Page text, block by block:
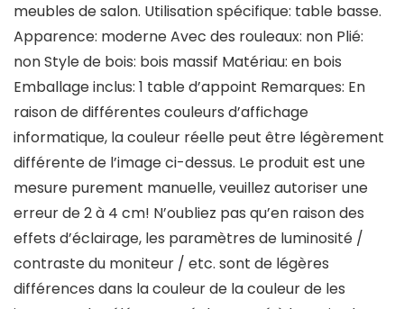
meubles de salon. Utilisation spécifique: table basse.
Apparence: moderne Avec des rouleaux: non Plié:
non Style de bois: bois massif Matériau: en bois
Emballage inclus: 1 table d’appoint Remarques: En
raison de différentes couleurs d’affichage
informatique, la couleur réelle peut être légèrement
différente de l’image ci-dessus. Le produit est une
mesure purement manuelle, veuillez autoriser une
erreur de 2 à 4 cm! N’oubliez pas qu’en raison des
effets d’éclairage, les paramètres de luminosité /
contraste du moniteur / etc. sont de légères
différences dans la couleur de la couleur de les